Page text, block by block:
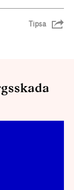
Tipsa